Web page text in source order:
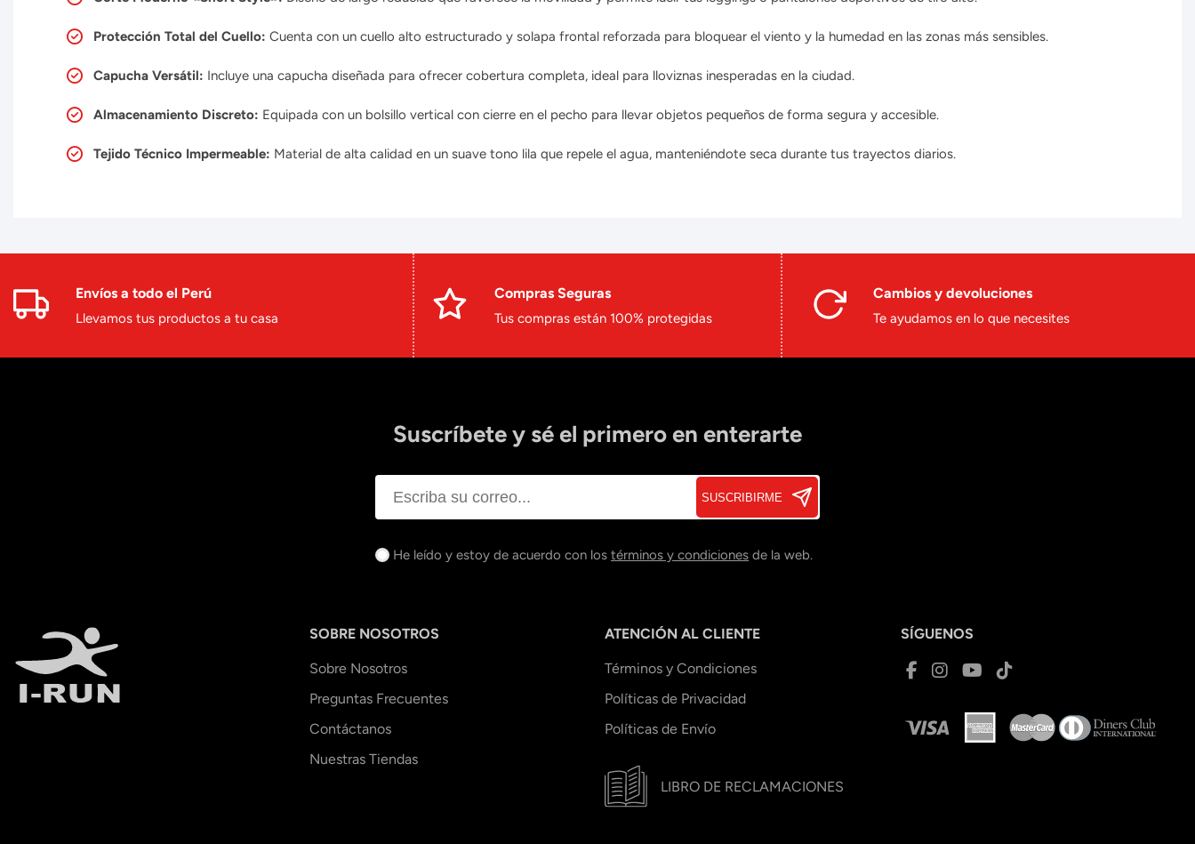
Protección Total del Cuello: Cuenta con un cuello alto estructurado y solapa frontal reforzada para bloquear el viento y la humedad en las zonas más sensibles.
Capucha Versátil: Incluye una capucha diseñada para ofrecer cobertura completa, ideal para lloviznas inesperadas en la ciudad.
Almacenamiento Discreto: Equipada con un bolsillo vertical con cierre en el pecho para llevar objetos pequeños de forma segura y accesible.
Tejido Técnico Impermeable: Material de alta calidad en un suave tono lila que repele el agua, manteniéndote seca durante tus trayectos diarios.
Envíos a todo el Perú
Llevamos tus productos a tu casa
Compras Seguras
Tus compras están 100% protegidas
Cambios y devoluciones
Te ayudamos en lo que necesites
Suscríbete y sé el primero en enterarte
SUSCRIBIRME
He leído y estoy de acuerdo con los términos y condiciones de la web.
SOBRE NOSOTROS
Sobre Nosotros
Preguntas Frecuentes
Contáctanos
Nuestras Tiendas
ATENCIÓN AL CLIENTE
Términos y Condiciones
Políticas de Privacidad
Políticas de Envío
LIBRO DE RECLAMACIONES
SÍGUENOS